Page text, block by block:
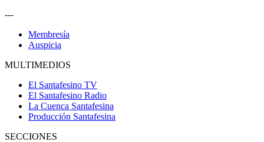
---
Membresía
Auspicia
MULTIMEDIOS
El Santafesino TV
El Santafesino Radio
La Cuenca Santafesina
Producción Santafesina
SECCIONES